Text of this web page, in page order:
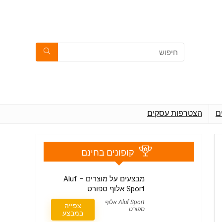
הצטרפות עסקים
קופונים בחינם
מבצעים על מוצרים – Aluf
Sport אלוף ספורט
Aluf Sport אלוף
ספורט
צפייה
במבצע